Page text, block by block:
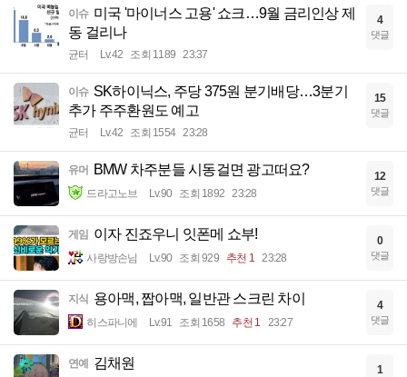
이슈 미국 '마이너스 고용' 쇼크…9월 금리인상 제
동 걸리나
균터 Lv.42 조회 1189 23:37
4
댓글
이슈 SK하이닉스, 주당 375원 분기배당…3분기
추가 주주환원도 예고
균터 Lv.42 조회 1554 23:28
15
댓글
유머 BMW 차주분들 시동걸면 광고떠요?
드라고노브 Lv.90 조회 1892 23:28
12
댓글
게임 이자 진죠우니 잇폰메 쇼부!
사랑방손님 Lv.90 조회 929 추천 1 23:28
0
댓글
지식 용아맥, 짭아맥, 일반관 스크린 차이
히스파니에 Lv.91 조회 1658 추천 1 23:27
4
댓글
연예 김채원 1